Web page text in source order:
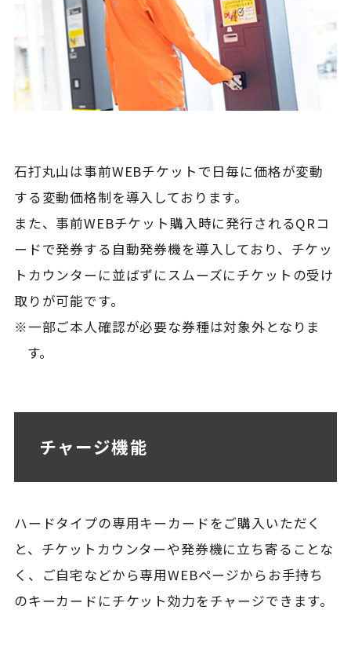
石打丸山は事前WEBチケットで日毎に価格が変動
する変動価格制を導入しております。
また、事前WEBチケット購入時に発行されるQRコ
ードで発券する自動発券機を導入しており、 チケッ
トカウンターに並ばずにスムーズにチケットの受け
取りが可能です。
※一部ご本人確認が必要な券種は対象外となりま
す。
チャージ機能
ハードタイプの専用キーカードをご購入いただく
と、チケットカウンターや発券機に立ち寄ることな
く、ご自宅などから専用WEBページからお手持ち
のキーカードにチケット効力をチャージできます。